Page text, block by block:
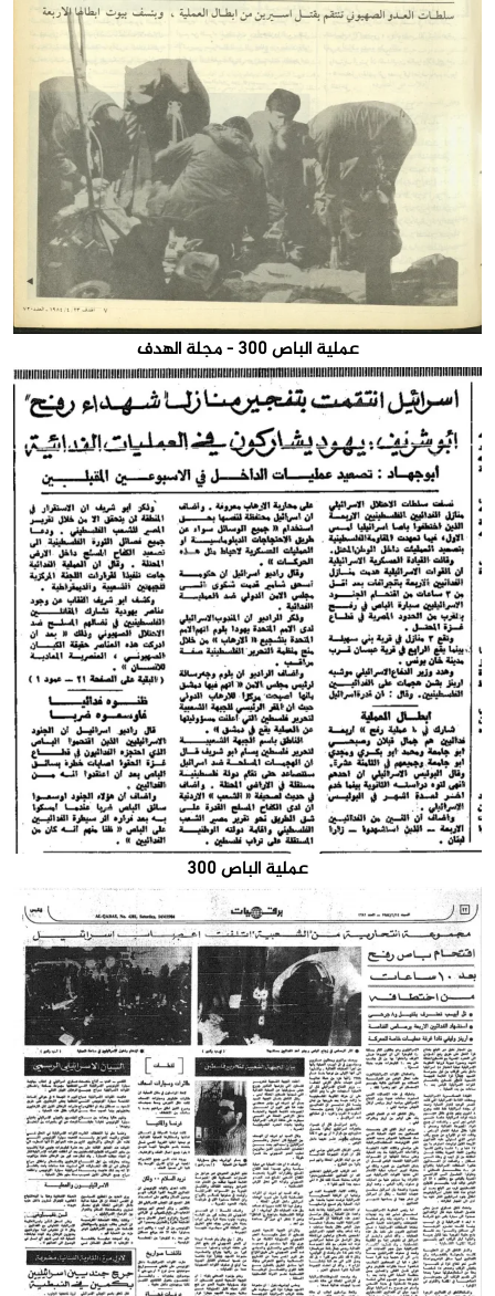
عملية الباص 300 - مجلة الهدف
عملية الباص 300